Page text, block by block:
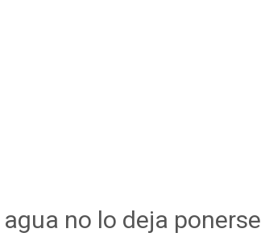
no lo deja ponerse